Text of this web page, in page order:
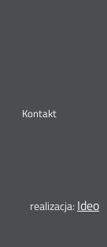
Kontakt
realizacja: Ideo